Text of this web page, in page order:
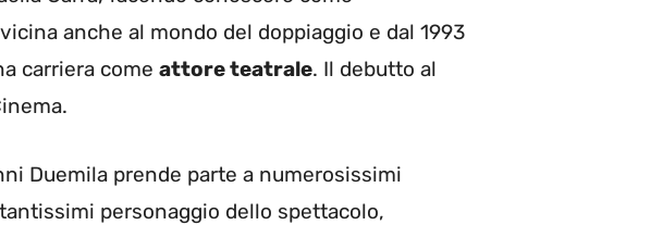
anche al mondo del doppiaggio e dal 1993
carriera come attore teatrale. Il debutto al
Duemila prende parte a numerosissimi
personaggio dello spettacolo,